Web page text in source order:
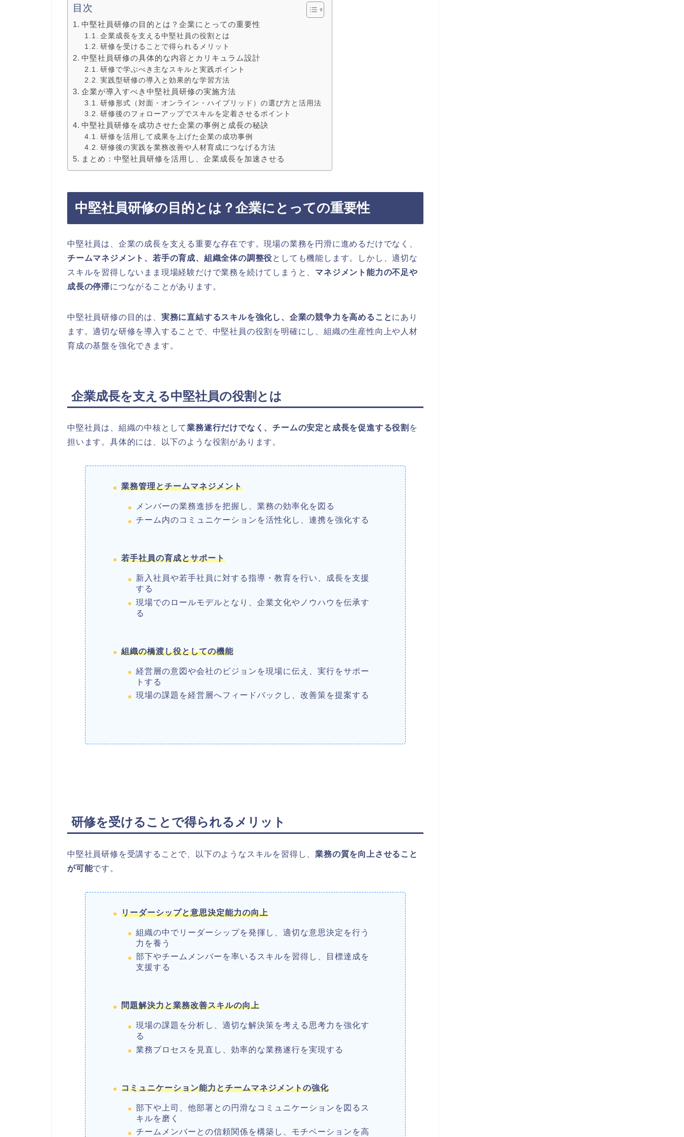
目次
中堅社員研修の目的とは？企業にとっての重要性
企業成長を支える中堅社員の役割とは
研修を受けることで得られるメリット
中堅社員研修の具体的な内容とカリキュラム設計
研修で学ぶべき主なスキルと実践ポイント
実践型研修の導入と効果的な学習方法
企業が導入すべき中堅社員研修の実施方法
研修形式（対面・オンライン・ハイブリッド）の選び方と活用法
研修後のフォローアップでスキルを定着させるポイント
中堅社員研修を成功させた企業の事例と成長の秘訣
研修を活用して成果を上げた企業の成功事例
研修後の実践を業務改善や人材育成につなげる方法
まとめ：中堅社員研修を活用し、企業成長を加速させる
中堅社員研修の目的とは？企業にとっての重要性
中堅社員は、企業の成長を支える重要な存在です。現場の業務を円滑に進めるだけでなく、
チームマネジメント、若手の育成、組織全体の調整役としても機能します。しかし、適切な
スキルを習得しないまま現場経験だけで業務を続けてしまうと、 マネジメント能力の不足や
成長の停滞につながることがあります。
中堅社員研修の目的は、 実務に直結するスキルを強化し、企業の競争力を高めることにあり
ます。適切な研修を導入することで、中堅社員の役割を明確にし、組織の生産性向上や人材
育成の基盤を強化できます。
企業成長を支える中堅社員の役割とは
中堅社員は、組織の中核として業務遂行だけでなく、チームの安定と成長を促進する役割 を
担います。具体的には、以下のような役割があります。
業務管理とチームマネジメント
メンバーの業務進捗を把握し、業務の効率化を図る
チーム内のコミュニケーションを活性化し、連携を強化する
若手社員の育成とサポート
新入社員や若手社員に対する指導・教育を行い、成長を支援
する
現場でのロールモデルとなり、企業文化やノウハウを伝承す
る
組織の橋渡し役としての機能
経営層の意図や会社のビジョンを現場に伝え、実行をサポー
トする
現場の課題を経営層へフィードバックし、改善策を提案する
研修を受けることで得られるメリット
中堅社員研修を受講することで、以下のようなスキルを習得し、業務の質を向上させること
が可能です。
リーダーシップと意思決定能力の向上
組織の中でリーダーシップを発揮し、適切な意思決定を行う
力を養う
部下やチームメンバーを率いるスキルを習得し、目標達成を
支援する
問題解決力と業務改善スキルの向上
現場の課題を分析し、適切な解決策を考える思考力を強化す
る
業務プロセスを見直し、効率的な業務遂行を実現する
コミュニケーション能力とチームマネジメントの強化
部下や上司、他部署との円滑なコミュニケーションを図るス
キルを磨く
チームメンバーとの信頼関係を構築し、モチベーションを高